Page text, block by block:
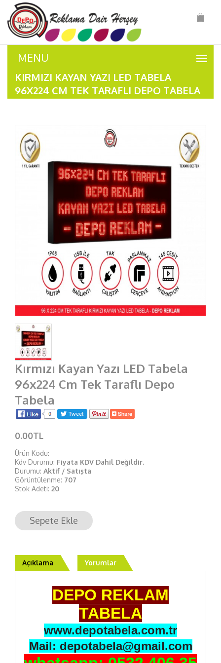
KIRMIZI KAYAN YAZI LED TABELA
96X224 CM TEK TARAFLI DEPO TABELA
Kırmızı Kayan Yazı LED Tabela
96x224 Cm Tek Taraflı Depo
Tabela
0.00TL
Ürün Kodu:
Kdv Durumu: Fiyata KDV Dahil Değildir.
Durumu: Aktif / Satışta
Görüntülenme: 707
Stok Adeti: 20
Sepete Ekle
Açıklama Yorumlar
DEPO REKLAM
TABELA
www.depotabela.com.tr
Mail: depotabela@gmail.com